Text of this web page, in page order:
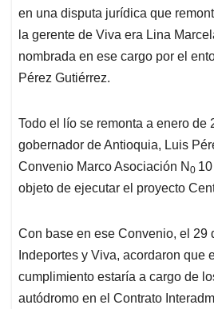
en una disputa jurídica que
la gerente de Viva era Lina
nombrada en ese cargo por el
Pérez Gutiérrez.
Todo el lío se remonta a enero de
gobernador de Antioquia, Luis
Convenio Marco Asociación N 0
objeto de ejecutar el proyecto
Con base en ese Convenio, el 29
Indeportes y Viva, acordaron que
cumplimiento estaría a cargo de
autódromo en el Contrato